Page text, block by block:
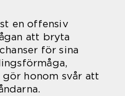
en offensiv
att bryta
för sina
honom svår att